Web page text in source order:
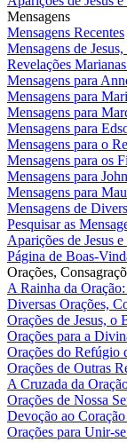
Mensagens
Mensagens Recentes
Mensagens de
Revelações
Mensagens para
Mensagens para
Mensagens para
Mensagens para
Mensagens para o
Mensagens para os
Mensagens para
Mensagens para
Mensagens de
Pesquisar as
Aparições de Jesus
Página de Boas-
Orações,
A Rainha da
Diversas Orações,
Orações de Jesus, o
Orações para a
Orações do Refúgio
Orações de Outras
A Cruzada da
Orações de Nossa
Devoção ao
Orações para Unir-